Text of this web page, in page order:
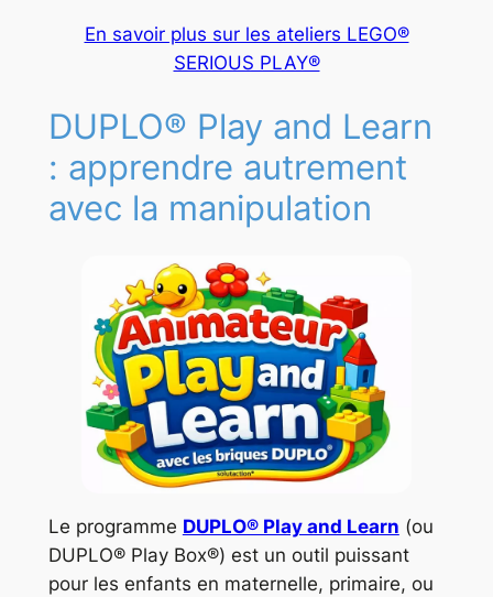
En savoir plus sur les ateliers LEGO®
SERIOUS PLAY®
DUPLO® Play and Learn
: apprendre autrement
avec la manipulation
Le programme DUPLO® Play and Learn (ou
DUPLO® Play Box®) est un outil puissant
pour les enfants en maternelle, primaire, ou